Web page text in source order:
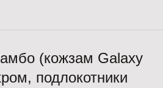
(кожзам Galaxy
подлокотники